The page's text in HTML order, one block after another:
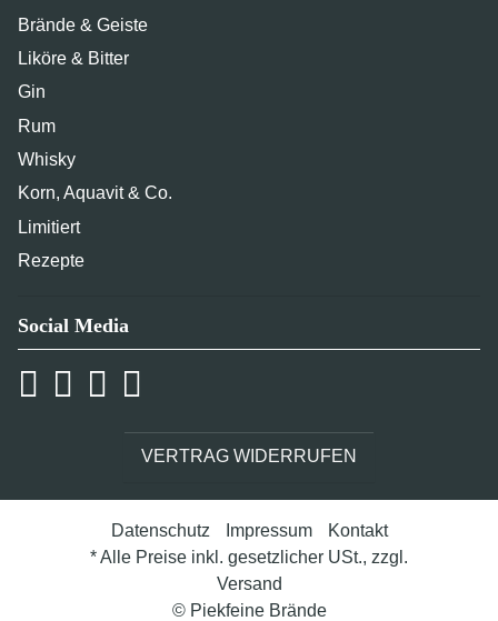
Brände & Geiste
Liköre & Bitter
Gin
Rum
Whisky
Korn, Aquavit & Co.
Limitiert
Rezepte
Social Media
VERTRAG WIDERRUFEN
Datenschutz Impressum
Kontakt
* Alle Preise inkl. gesetzlicher USt., zzgl.
Versand
© Piekfeine Brände